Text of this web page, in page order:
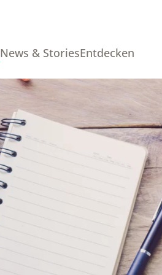
News & StoriesEntdecken